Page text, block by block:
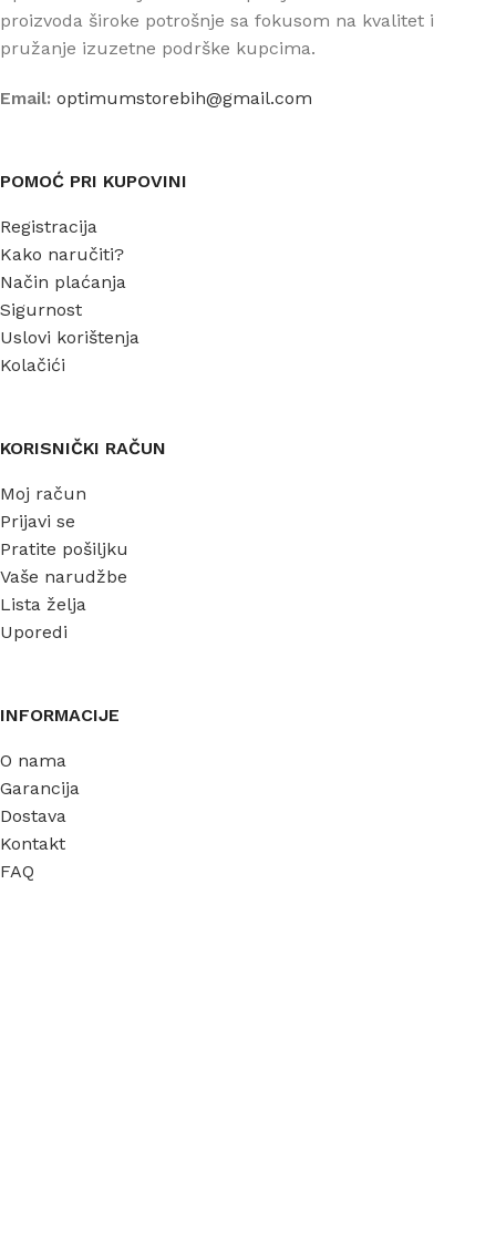
proizvoda široke potrošnje sa fokusom na kvalitet i
pružanje izuzetne podrške kupcima.
Email: optimumstorebih@gmail.com
POMOĆ PRI KUPOVINI
Registracija
Kako naručiti?
Način plaćanja
Sigurnost
Uslovi korištenja
Kolačići
KORISNIČKI RAČUN
Moj račun
Prijavi se
Pratite pošiljku
Vaše narudžbe
Lista želja
Uporedi
INFORMACIJE
O nama
Garancija
Dostava
Kontakt
FAQ